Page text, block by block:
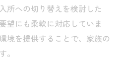
所への切り替えを検討した
望にも柔軟に対応していま
境を提供することで、家族の
。